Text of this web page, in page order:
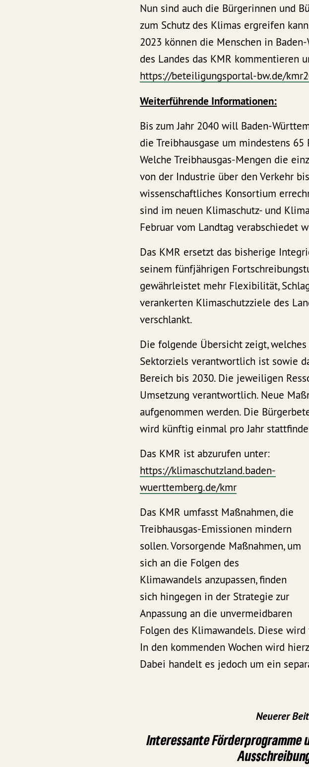
Nun sind auch die Bürgerinnen und
zum Schutz des Klimas ergreifen
2023 können die Menschen in
des Landes das KMR kommentieren
https://beteiligungsportal-bw.de/
Weiterführende Informationen:
Bis zum Jahr 2040 will Baden-
die Treibhausgase um mindestens
Welche Treibhausgas-Mengen die
von der Industrie über den Verkehr
wissenschaftliches Konsortium
sind im neuen Klimaschutz- und
Februar vom Landtag verabschiedet
Das KMR ersetzt das bisherige
seinem fünfjährigen
gewährleistet mehr Flexibilität,
verankerten Klimaschutzziele des
verschlankt.
Die folgende Übersicht zeigt,
Sektorziels verantwortlich ist sowie
Bereich bis 2030. Die jeweiligen
Umsetzung verantwortlich. Neue
aufgenommen werden. Die
wird künftig einmal pro Jahr
Das KMR ist abzurufen unter:
https://klimaschutzland.baden-
wuerttemberg.de/kmr
Das KMR umfasst Maßnahmen, die
Treibhausgas-Emissionen mindern
sollen. Vorsorgende Maßnahmen, um
sich an die Folgen des
Klimawandels anzupassen, finden
sich hingegen in der Strategie zur
Anpassung an die unvermeidbaren
Folgen des Klimawandels. Diese
In den kommenden Wochen wird
Dabei handelt es jedoch um ein
Neuerer
Interessante Förderprogramme